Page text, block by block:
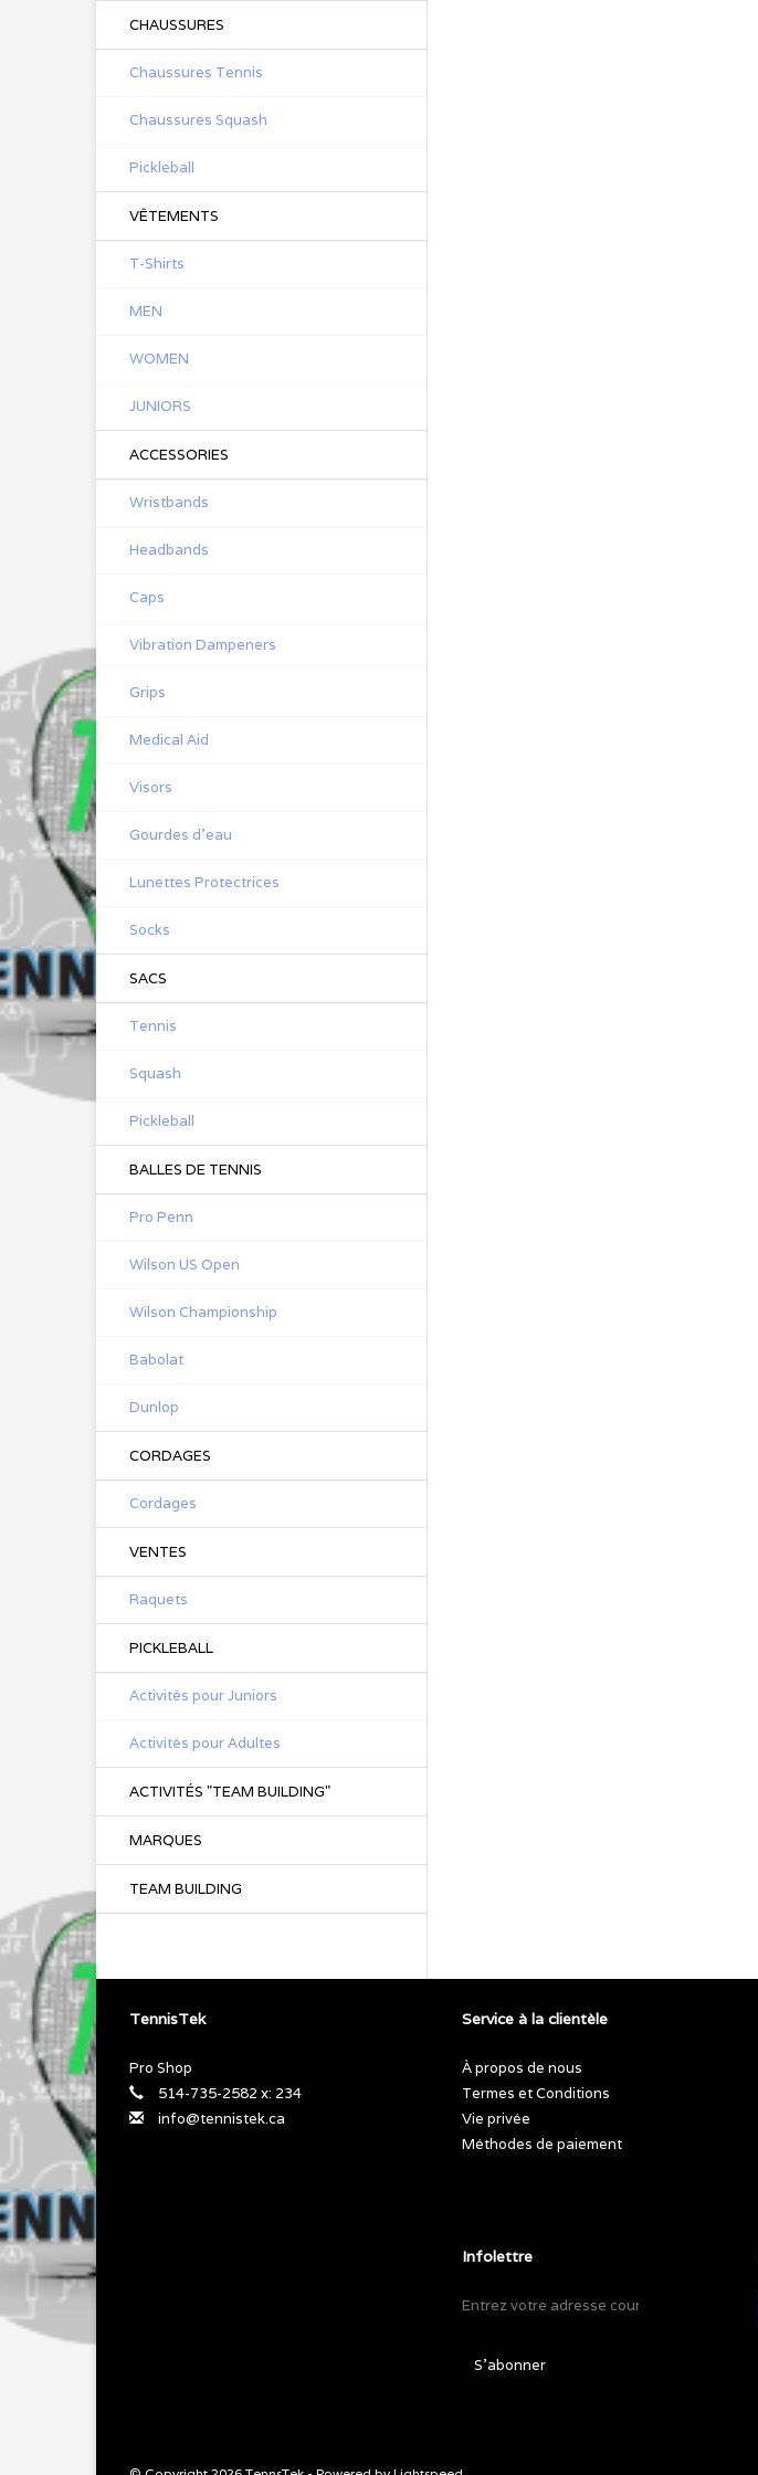
CHAUSSURES
Chaussures Tennis
Chaussures Squash
Pickleball
VÊTEMENTS
T-Shirts
MEN
WOMEN
JUNIORS
ACCESSORIES
Wristbands
Headbands
Caps
Vibration Dampeners
Grips
Medical Aid
Visors
Gourdes d'eau
Lunettes Protectrices
Socks
SACS
Tennis
Squash
Pickleball
BALLES DE TENNIS
Pro Penn
Wilson US Open
Wilson Championship
Babolat
Dunlop
CORDAGES
Cordages
VENTES
Raquets
PICKLEBALL
Activités pour Juniors
Activités pour Adultes
ACTIVITÉS "TEAM BUILDING"
MARQUES
TEAM BUILDING
TennisTek
Pro Shop
514-735-2582 x: 234
info@tennistek.ca
Service à la clientèle
À propos de nous
Termes et Conditions
Vie privée
Méthodes de paiement
Infolettre
S'abonner